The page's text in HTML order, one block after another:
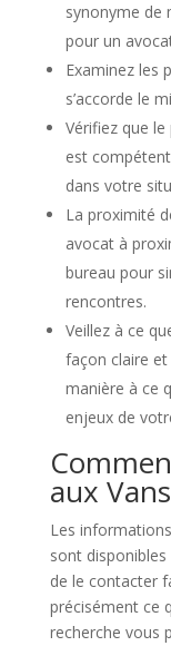
synonyme de
pour un
Examinez les
s’accorde le
Vérifiez que
est
dans votre
La proximité
avocat à
bureau pour
rencontres.
Veillez à ce
façon claire
manière à ce
enjeux de
aux
Les
sont
de le contacter
précisément ce
recherche vous